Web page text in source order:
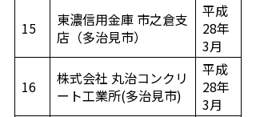
15
東濃信用金庫 市之倉支
店（多治見市）
平成
28年
3月
16
株式会社 丸治コンクリ
ート工業所(多治見市)
平成
28年
3月